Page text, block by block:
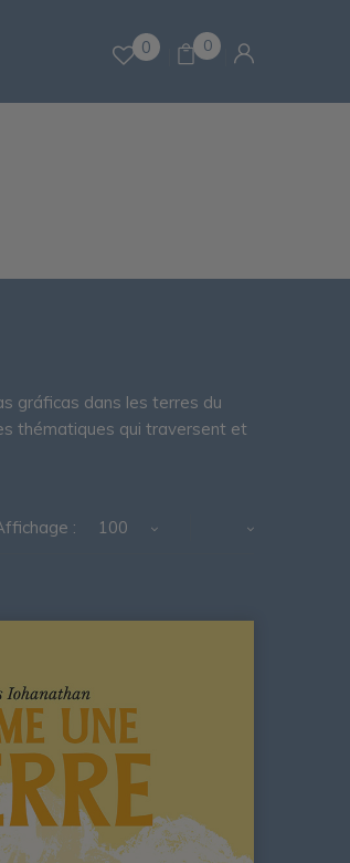
0 0
gráficas dans les terres du
thématiques qui traversent et
: 100